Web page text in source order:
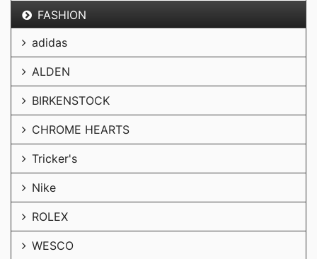
FASHION
adidas
ALDEN
BIRKENSTOCK
CHROME HEARTS
Tricker's
Nike
ROLEX
WESCO